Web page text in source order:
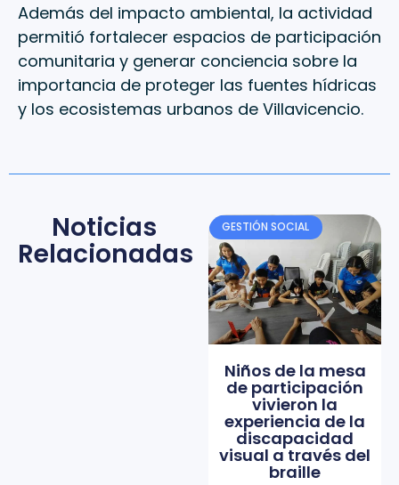
Además del impacto ambiental, la actividad
permitió fortalecer espacios de participación
comunitaria y generar conciencia sobre la
importancia de proteger las fuentes hídricas
y los ecosistemas urbanos de Villavicencio.
Noticias
Relacionadas
GESTIÓN SOCIAL
Niños de la mesa
de participación
vivieron la
experiencia de la
discapacidad
visual a través del
braille